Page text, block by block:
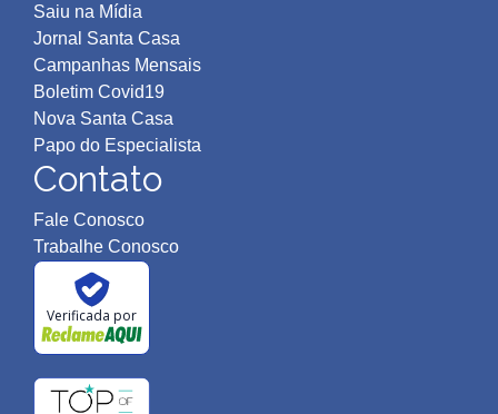
Saiu na Mídia
Jornal Santa Casa
Campanhas Mensais
Boletim Covid19
Nova Santa Casa
Papo do Especialista
Contato
Fale Conosco
Trabalhe Conosco
Verificada por